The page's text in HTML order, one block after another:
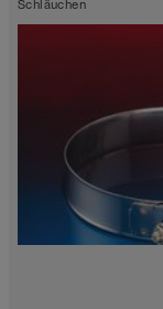
Schläuchen